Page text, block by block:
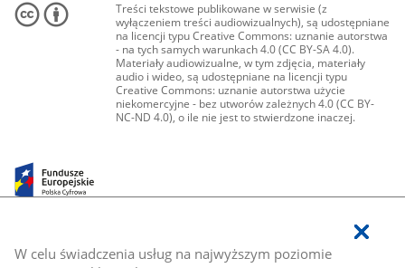
W celu świadczenia usług na najwyższym poziomie
Treści tekstowe publikowane w serwisie (z
wyłączeniem treści audiowizualnych), są udostępniane
na licencji typu Creative Commons: uznanie autorstwa
- na tych samych warunkach 4.0 (CC BY-SA 4.0).
Materiały audiowizualne, w tym zdjęcia, materiały
audio i wideo, są udostępniane na licencji typu
Creative Commons: uznanie autorstwa użycie
niekomercyjne - bez utworów zależnych 4.0 (CC BY-
NC-ND 4.0), o ile nie jest to stwierdzone inaczej.